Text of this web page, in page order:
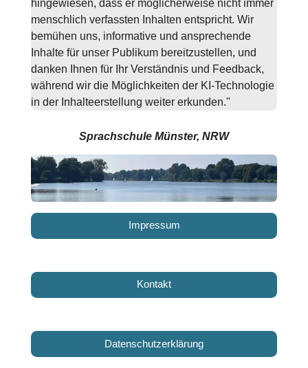
hingewiesen, dass er möglicherweise nicht immer
menschlich verfassten Inhalten entspricht. Wir
bemühen uns, informative und ansprechende
Inhalte für unser Publikum bereitzustellen, und
danken Ihnen für Ihr Verständnis und Feedback,
während wir die Möglichkeiten der KI-Technologie
in der Inhalteerstellung weiter erkunden."
Sprachschule Münster, NRW
Impressum
Kontakt
Datenschutzerklärung